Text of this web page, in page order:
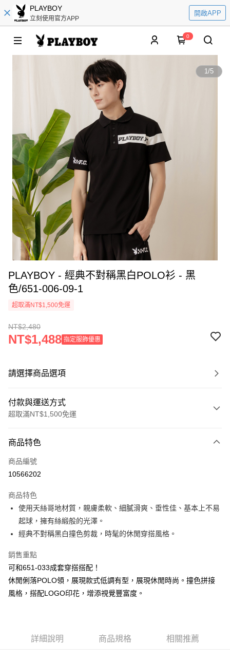
PLAYBOY
立刻使用官方APP
開啟APP
0
1/5
PLAYBOY - 經典不對稱黑白POLO衫 - 黑
色/651-006-09-1
超取滿NT$1,500免運
NT$2,480
NT$1,488 指定服飾優惠
請選擇商品選項
付款與運送方式
超取滿NT$1,500免運
信用卡一次付款
超商取貨付款
Apple Pay
街口支付
大哥付你分期
相關說明
1.本服務由台灣大哥大提供，台灣大哥大用戶可立即使用無須另外申請。
3.實際核准額度、可分期數及費用金額請依後續交易確認頁面所載為準。
4.訂單成立30分鐘內，如未前往確認交易或遇審核未通過，訂單將自動取
AFTEE先享後付
便利好安心！
商品特色
商品編號
10566202
商品特色
使用天絲哥地材質，親膚柔軟、細膩滑爽、垂性佳、基本上不易
起球，擁有絲緞般的光澤。
經典不對稱黑白撞色剪裁，時髦的休閒穿搭風格。
銷售重點
可和651-033成套穿搭搭配！
休閒俐落POLO領，展現款式低調有型，展現休閒時尚。撞色拼接
風格，搭配LOGO印花，增添視覺豐富度。
詳細說明 商品規格 相關推薦